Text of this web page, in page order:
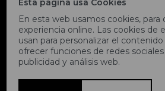
Esta página usa Cookies
En esta web usamos cookies,
experiencia online. Las cookies de
usan para personalizar el
ofrecer funciones de redes
publicidad y análisis web.